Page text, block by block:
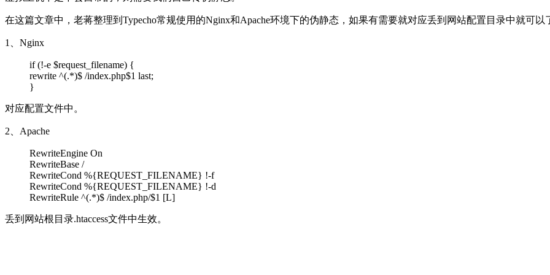
在这篇文章中，老蒋整理到Typecho常规使用的Nginx和Apache环境下的伪静态，如果有需要就对应丢到网站配置目录中就可以
1、Nginx
if (!-e $request_filename) {
rewrite ^(.*)$ /index.php$1 last;
}
对应配置文件中。
2、Apache
RewriteEngine On
RewriteBase /
RewriteCond %{REQUEST_FILENAME} !-f
RewriteCond %{REQUEST_FILENAME} !-d
RewriteRule ^(.*)$ /index.php/$1 [L]
丢到网站根目录.htaccess文件中生效。